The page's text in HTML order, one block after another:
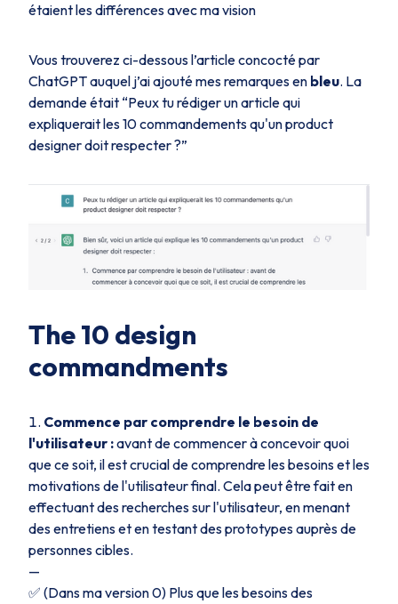
étaient les différences avec ma vision
Vous trouverez ci-dessous l’article concocté par
ChatGPT auquel j’ai ajouté mes remarques en bleu. La
demande était “Peux tu rédiger un article qui
expliquerait les 10 commandements qu'un product
designer doit respecter ?”
The 10 design
commandments
Commence par comprendre le besoin de
l'utilisateur :avant de commencer à concevoir quoi
que ce soit, il est crucial de comprendre les besoins et les
motivations de l'utilisateur final. Cela peut être fait en
effectuant des recherches sur l'utilisateur, en menant
des entretiens et en testant des prototypes auprès de
personnes cibles.
—
✅ (Dans ma version 0) Plus que les besoins des